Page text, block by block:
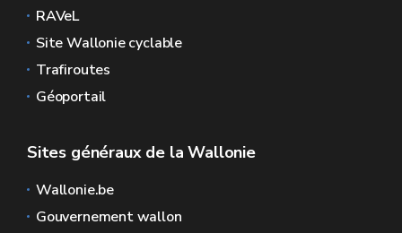
RAVeL
Site Wallonie cyclable
Trafiroutes
Géoportail
Sites généraux de la Wallonie
Wallonie.be
Gouvernement wallon